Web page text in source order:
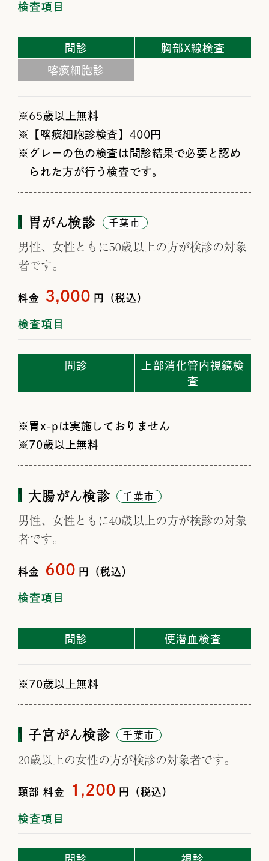
検査項目
問診 胸部X線検査
喀痰細胞診
65歳以上無料
【喀痰細胞診検査】400円
グレーの色の検査は問診結果で必要と認め
られた方が行う検査です。
胃がん検診 千葉市
男性、女性ともに50歳以上の方が検診の対象
者です。
料金 3,000 円（税込）
検査項目
問診
上部消化管内視鏡検
査
胃x-pは実施しておりません
70歳以上無料
大腸がん検診 千葉市
男性、女性ともに40歳以上の方が検診の対象
者です。
料金 600 円（税込）
検査項目
問診 便潜血検査
70歳以上無料
子宮がん検診 千葉市
20歳以上の女性の方が検診の対象者です。
頸部 料金 1,200 円（税込）
検査項目